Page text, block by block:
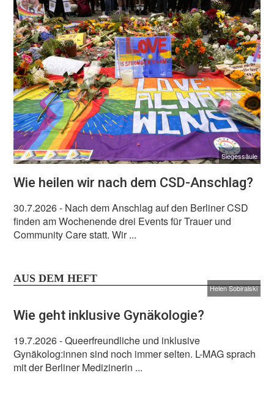
Siegessäule
Wie heilen wir nach dem CSD-Anschlag?
30.7.2026- Nach dem Anschlag auf den Berliner CSD
finden am Wochenende drei Events für Trauer und
Community Care statt. Wir ...
AUS DEM HEFT
Helen Sobiralski
Wie geht inklusive Gynäkologie?
19.7.2026- Queerfreundliche und inklusive
Gynäkolog:innen sind noch immer selten. L-MAG sprach
mit der Berliner Medizinerin ...